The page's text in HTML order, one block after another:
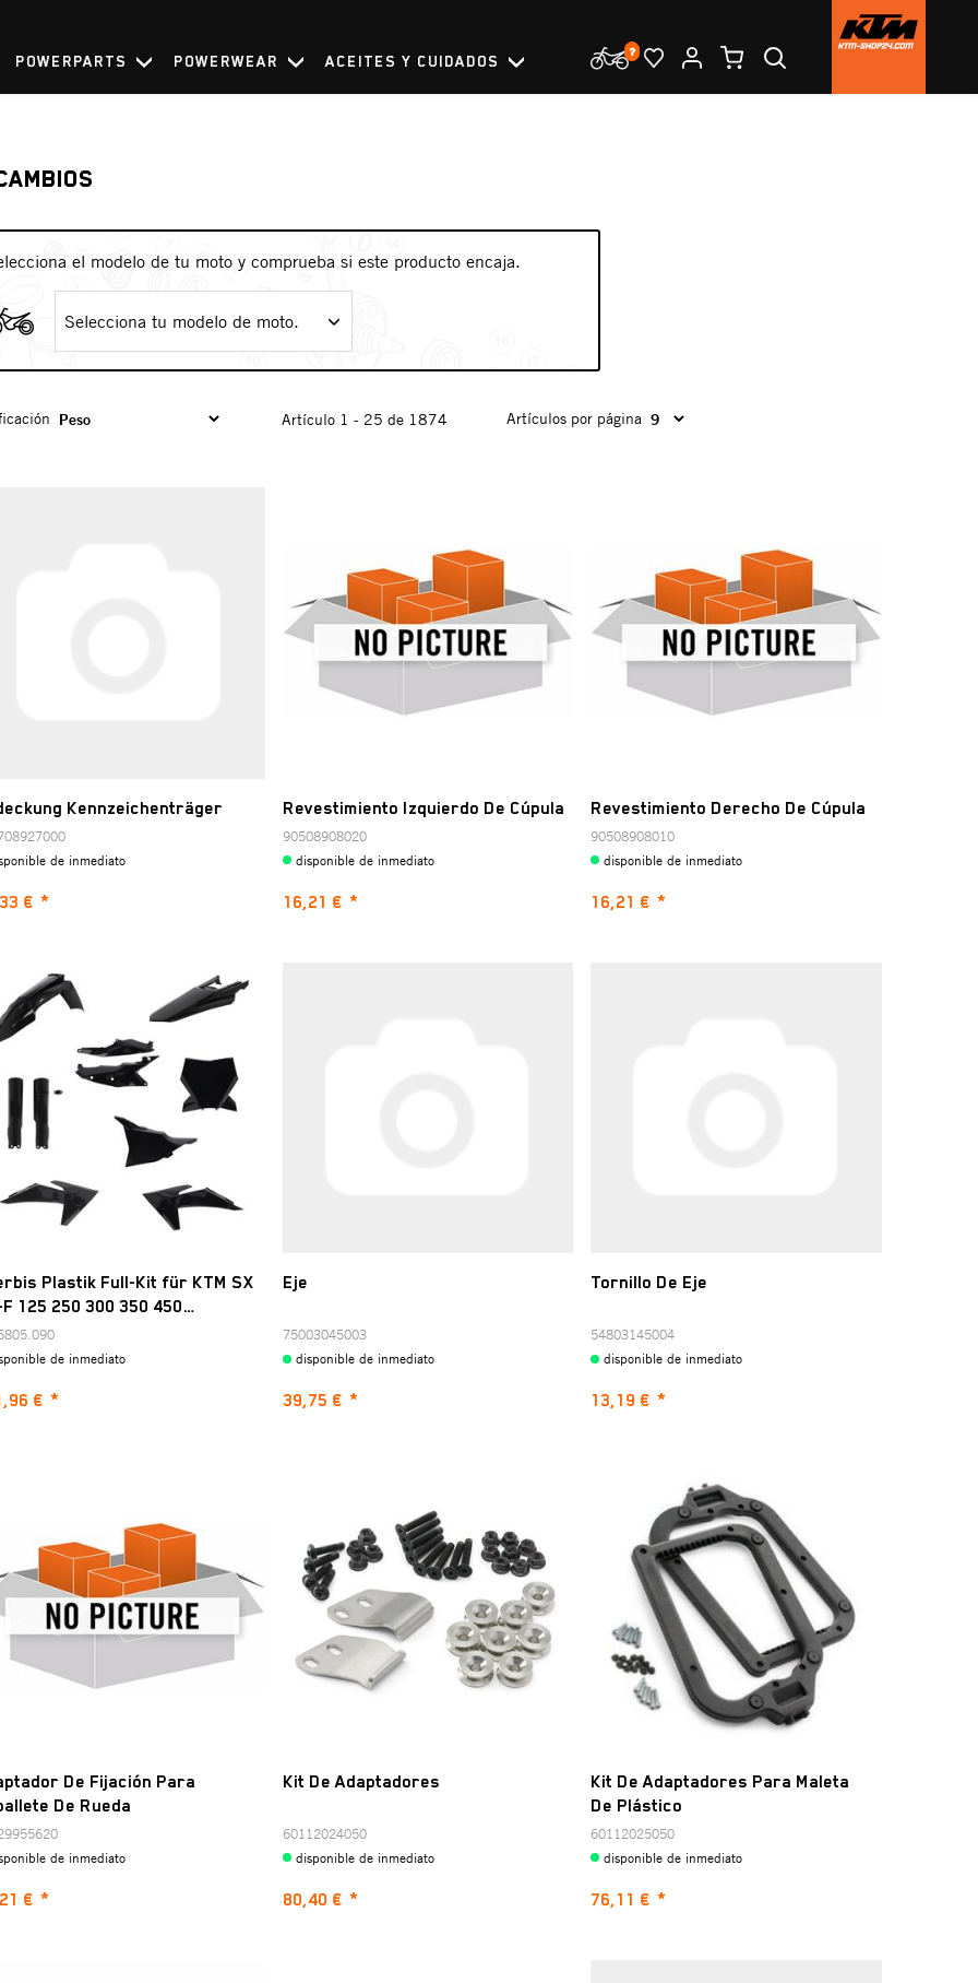
POWERPARTS POWERWEAR ACEITES Y CUIDADOS
el modelo de tu moto y comprueba si este producto encaja.
Selecciona tu modelo de moto.
Artículo 1 - 25 de 1874 Artículos por página
Kennzeichenträger
de inmediato
€ *
Revestimiento Izquierdo De Cúpula
90508908020
disponible de inmediato
16,21 € *
Revestimiento Derecho De Cúpula
90508908010
disponible de inmediato
16,21 € *
Plastik Full-Kit für KTM SX
125 250 300 350 450
de inmediato
€ *
Eje
75003045003
disponible de inmediato
39,75 € *
Tornillo De Eje
54803145004
disponible de inmediato
13,19 € *
De Fijación Para
De Rueda
de inmediato
€ *
Kit De Adaptadores
60112024050
disponible de inmediato
80,40 € *
Kit De Adaptadores Para Maleta
De Plástico
60112025050
disponible de inmediato
76,11 € *